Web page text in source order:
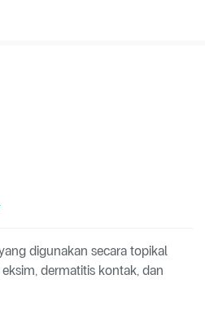
digunakan secara topikal
dermatitis kontak, dan